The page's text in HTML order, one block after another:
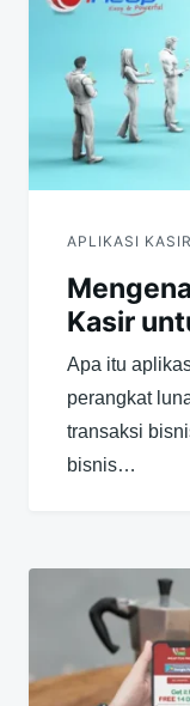
APLIKASI KASIR
Kasir
Apa itu
perangkat
transaksi
bisnis…